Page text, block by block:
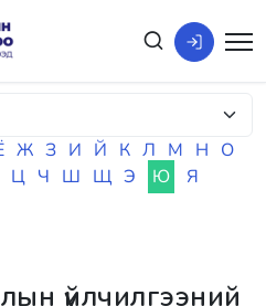
Ж З И Й К Л М Н О
Ц Ч Ш Щ Э Ю Я
үйлчилгээний